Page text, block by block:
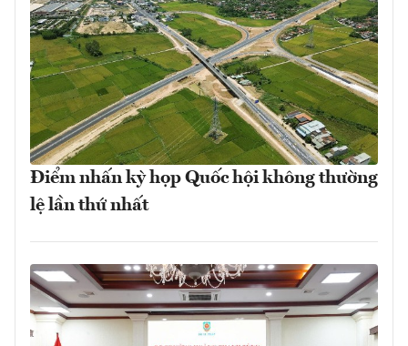
Điểm nhấn kỳ họp Quốc hội không thường
lệ lần thứ nhất